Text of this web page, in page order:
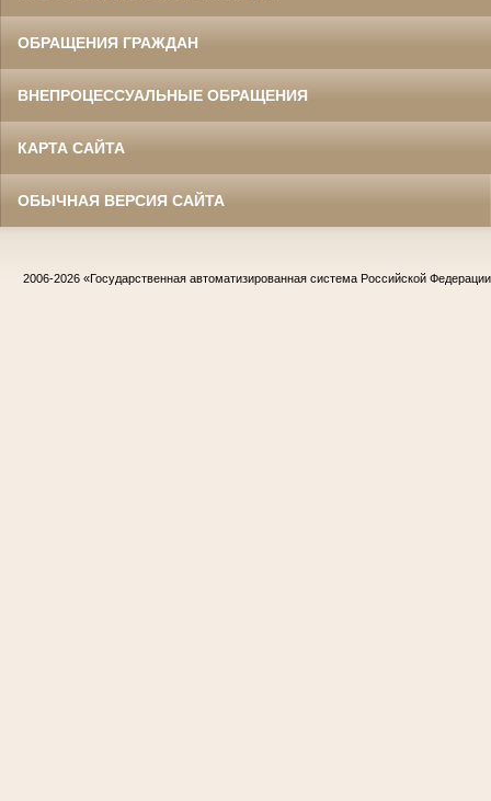
ОБРАЩЕНИЯ ГРАЖДАН
ВНЕПРОЦЕССУАЛЬНЫЕ ОБРАЩЕНИЯ
КАРТА САЙТА
ОБЫЧНАЯ ВЕРСИЯ САЙТА
2006-2026 «Государственная автоматизированная система Российской